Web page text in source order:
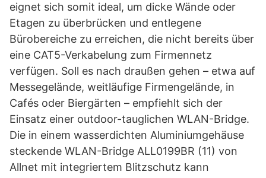
eignet sich somit ideal, um dicke Wände oder
Etagen zu überbrücken und entlegene
Bürobereiche zu erreichen, die nicht bereits über
eine CAT5-Verkabelung zum Firmennetz
verfügen. Soll es nach draußen gehen – etwa auf
Messegelände, weitläufige Firmengelände, in
Cafés oder Biergärten – empfiehlt sich der
Einsatz einer outdoor-tauglichen WLAN-Bridge.
Die in einem wasserdichten Aluminiumgehäuse
steckende WLAN-Bridge ALL0199BR (11) von
Allnet mit integriertem Blitzschutz kann